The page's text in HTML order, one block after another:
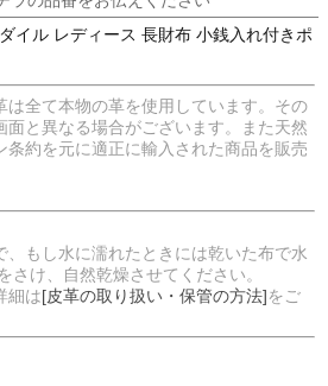
イル レディース 長財布 小銭入れ付きポ
全て本物の革を使用しています。その
面と異なる場合がございます。また天然
条約を元に適正に輸入された商品を販売
もし水に濡れたときには乾いた布で水
さけ、自然乾燥させてください。
細は[皮革の取り扱い・保管の方法]をご